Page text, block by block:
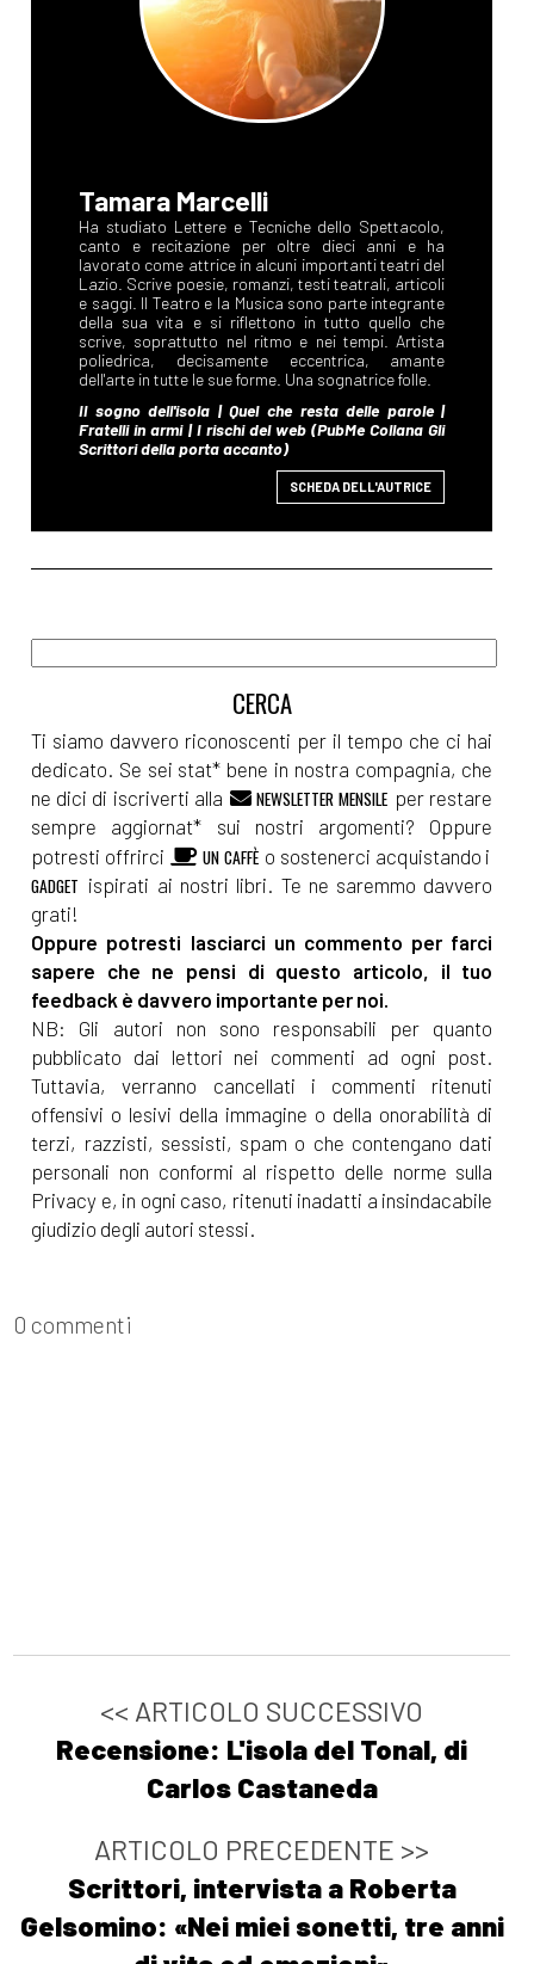
Tamara Marcelli
SCHEDA DELL'AUTRICE
Ti siamo davvero riconoscenti per il tempo che ci hai
dedicato. Se sei stat* bene in nostra compagnia, che
ne dici di iscriverti alla
NEWSLETTER MENSILE per restare
sempre aggiornat* sui nostri argomenti? Oppure
potresti offrirci
UN CAFFÈ o sostenerci acquistando i
GADGET ispirati ai nostri libri. Te ne saremmo davvero
grati!
Oppure potresti lasciarci un commento per farci
sapere che ne pensi di questo articolo, il tuo
feedback è davvero importante per noi.
NB: Gli autori non sono responsabili per quanto
pubblicato dai lettori nei commenti ad ogni post.
Tuttavia, verranno cancellati i commenti ritenuti
offensivi o lesivi della immagine o della onorabilità di
terzi, razzisti, sessisti, spam o che contengano dati
personali non conformi al rispetto delle norme sulla
Privacy e, in ogni caso, ritenuti inadatti a insindacabile
giudizio degli autori stessi.
0 commenti
<< ARTICOLO SUCCESSIVO
Recensione: L'isola del Tonal, di
Carlos Castaneda
ARTICOLO PRECEDENTE >>
Scrittori, intervista a Roberta
Gelsomino: «Nei miei sonetti, tre anni